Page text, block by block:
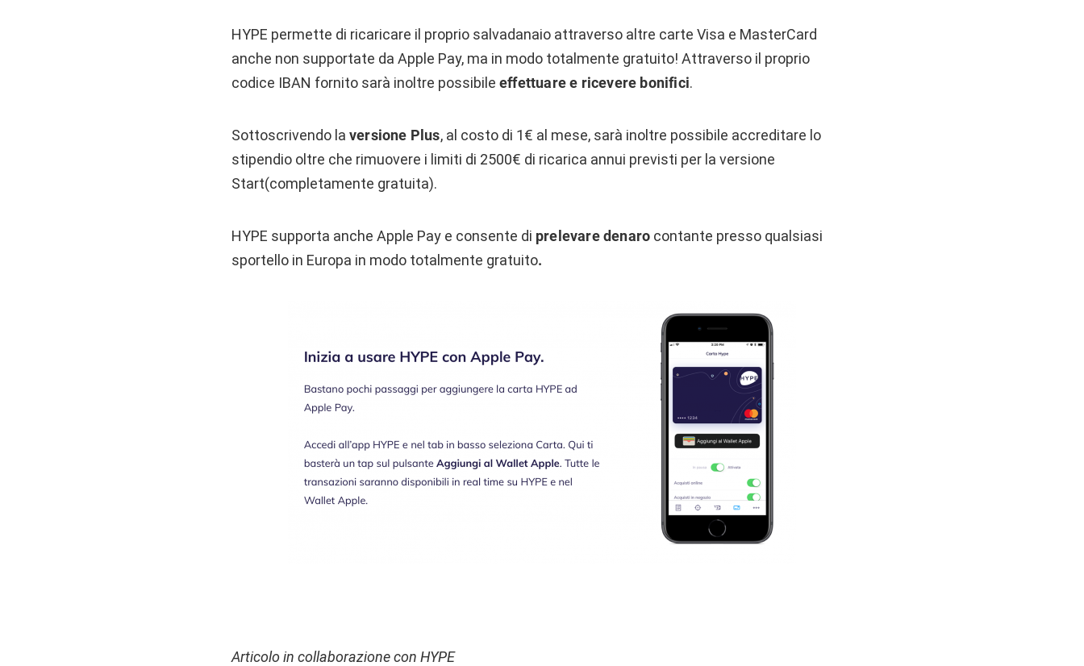
HYPE permette di ricaricare il proprio salvadanaio attraverso altre carte Visa e MasterCard
anche non supportate da Apple Pay, ma in modo totalmente gratuito! Attraverso il proprio
codice IBAN fornito sarà inoltre possibile effettuare e ricevere bonifici.
Sottoscrivendo la versione Plus, al costo di 1€ al mese, sarà inoltre possibile accreditare lo
stipendio oltre che rimuovere i limiti di 2500€ di ricarica annui previsti per la versione
Start(completamente gratuita).
HYPE supporta anche Apple Pay e consente di prelevare denaro contante presso qualsiasi
sportello in Europa in modo totalmente gratuito.
Articolo in collaborazione con HYPE